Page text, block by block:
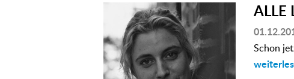
ALLE
Schon